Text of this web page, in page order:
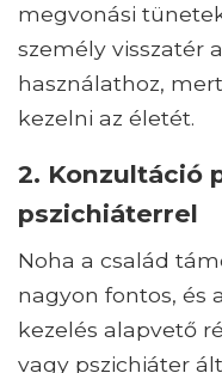
megvonási
személy visszatér
használathoz,
kezelni az életét.
2. Konzultáció
pszichiáterrel
Noha a család
nagyon fontos, és
kezelés alapvető
vagy pszichiáter